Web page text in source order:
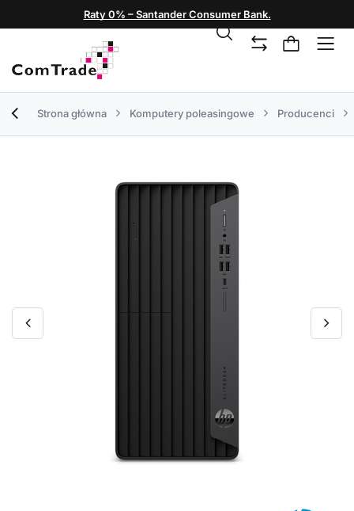
Raty 0% – Santander Consumer Bank.
Strona główna Komputery poleasingowe Producenci